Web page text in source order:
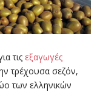
τις εξαγωγές
τρέχουσα σεζόν,
των ελληνικών